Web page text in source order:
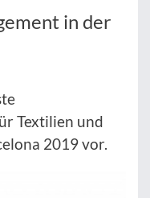
in der
Textilien und
2019 vor.